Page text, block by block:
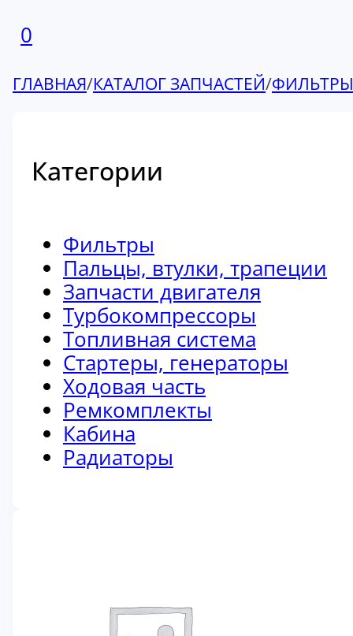
0
ГЛАВНАЯ/КАТАЛОГ ЗАПЧАСТЕЙ/ФИЛЬТРЫ
Категории
Фильтры
Пальцы, втулки, трапеции
Запчасти двигателя
Турбокомпрессоры
Топливная система
Стартеры, генераторы
Ходовая часть
Ремкомплекты
Кабина
Радиаторы